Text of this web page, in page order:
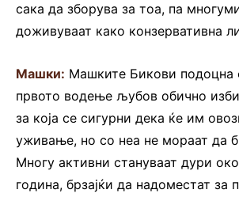
сака да зборува за тоа, па
доживуваат како конзервативна
Машки: Машките Бикови подоцна
првото водење љубов обично
за која се сигурни дека ќе им
уживање, но со неа не мораат да
Многу активни стануваат дури
година, брзајќи да надоместат за